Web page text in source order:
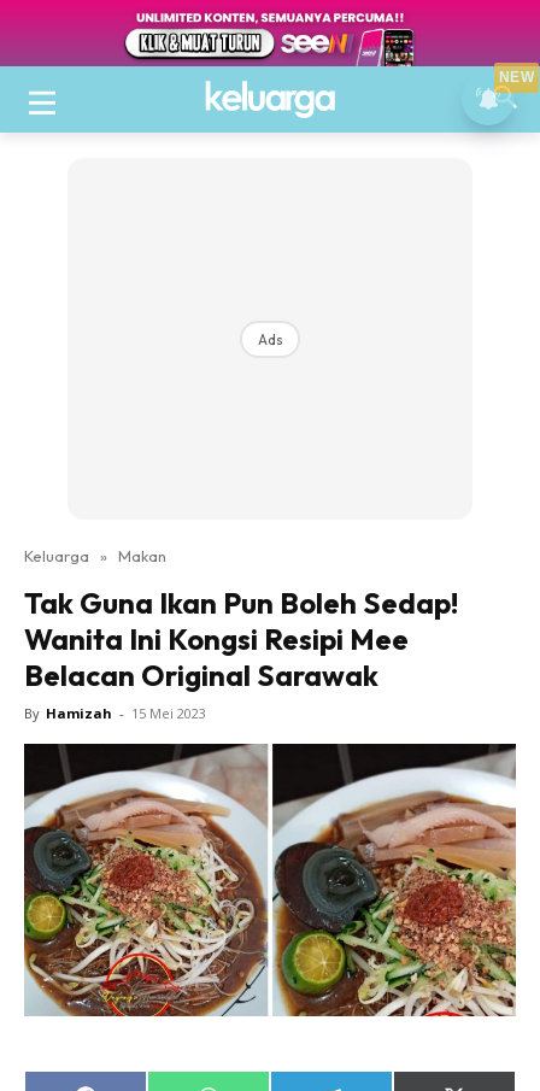
Ads
Keluarga » Makan
Tak Guna Ikan Pun Boleh Sedap!
Wanita Ini Kongsi Resipi Mee
Belacan Original Sarawak
By Hamizah - 15 Mei 2023
NEW